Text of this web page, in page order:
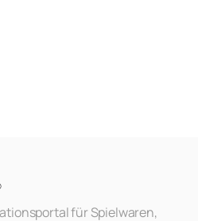
für Spielwaren,